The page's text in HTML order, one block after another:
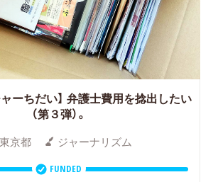
ーちだい】 弁護士費用を捻出したい
（第３弾）。
東京都 ジャーナリズム
FUNDED